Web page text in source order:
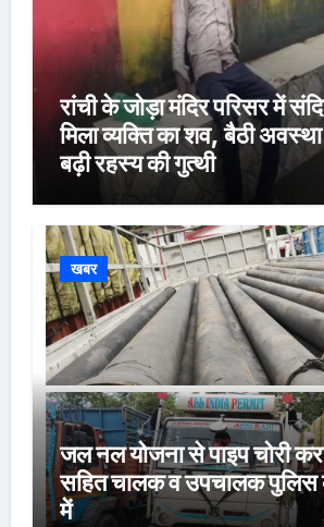
रांची के जोड़ा मंदिर परिसर में
मिला व्यक्ति का शव, बैठी
बढ़ी रहस्य की गुत्थी
खबर
जल नल योजना से पाइप चोरी
सहित चालक व उपचालक पुलिस
में